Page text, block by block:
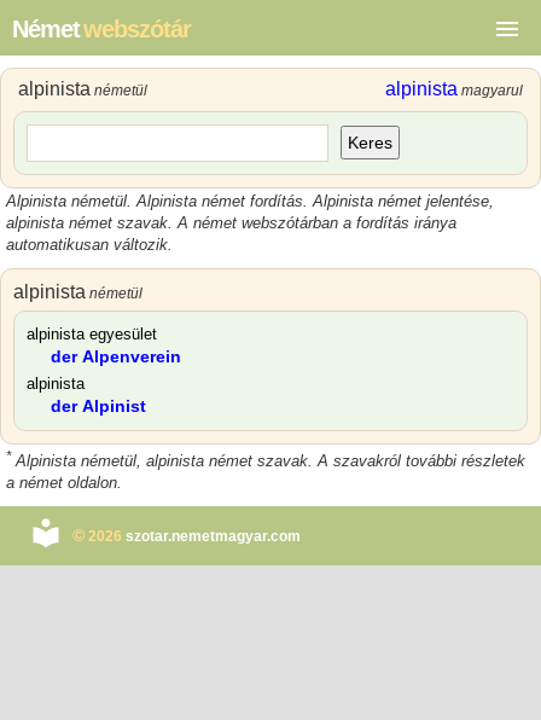
Németwebszótár
alpinista németül alpinista magyarul
Keres
Alpinista németül. Alpinista német fordítás. Alpinista német jelentése,
alpinista német szavak. A német webszótárban a fordítás iránya
automatikusan változik.
alpinista németül
alpinista egyesület
der Alpenverein
alpinista
der Alpinist
* Alpinista németül, alpinista német szavak. A szavakról további részletek
a német oldalon.
© 2026 szotar.nemetmagyar.com